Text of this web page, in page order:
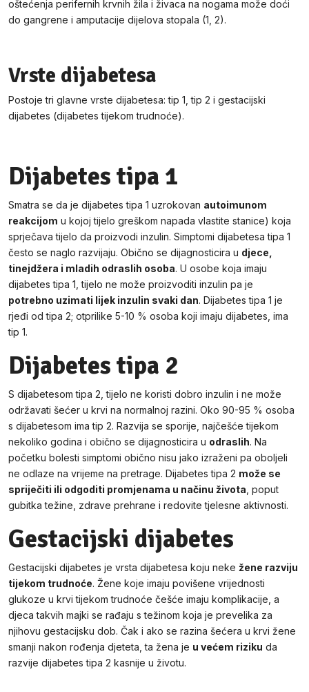
oštećenja perifernih krvnih žila i živaca na nogama može doći
do gangrene i amputacije dijelova stopala (1, 2).
Vrste dijabetesa
Postoje tri glavne vrste dijabetesa: tip 1, tip 2 i gestacijski
dijabetes (dijabetes tijekom trudnoće).
Dijabetes tipa 1
Smatra se da je dijabetes tipa 1 uzrokovan autoimunom
reakcijom u kojoj tijelo greškom napada vlastite stanice) koja
sprječava tijelo da proizvodi inzulin. Simptomi dijabetesa tipa 1
često se naglo razvijaju. Obično se dijagnosticira u djece,
tinejdžera i mladih odraslih osoba. U osobe koja imaju
dijabetes tipa 1, tijelo ne može proizvoditi inzulin pa je
potrebno uzimati lijek inzulin svaki dan. Dijabetes tipa 1 je
rjeđi od tipa 2; otprilike 5-10 % osoba koji imaju dijabetes, ima
tip 1.
Dijabetes tipa 2
S dijabetesom tipa 2, tijelo ne koristi dobro inzulin i ne može
održavati šećer u krvi na normalnoj razini. Oko 90-95 % osoba
s dijabetesom ima tip 2. Razvija se sporije, najčešće tijekom
nekoliko godina i obično se dijagnosticira u odraslih. Na
početku bolesti simptomi obično nisu jako izraženi pa oboljeli
ne odlaze na vrijeme na pretrage. Dijabetes tipa 2 može se
spriječiti ili odgoditi promjenama u načinu života, poput
gubitka težine, zdrave prehrane i redovite tjelesne aktivnosti.
Gestacijski dijabetes
Gestacijski dijabetes je vrsta dijabetesa koju neke žene razviju
tijekom trudnoće. Žene koje imaju povišene vrijednosti
glukoze u krvi tijekom trudnoće češće imaju komplikacije, a
djeca takvih majki se rađaju s težinom koja je prevelika za
njihovu gestacijsku dob. Čak i ako se razina šećera u krvi žene
smanji nakon rođenja djeteta, ta žena je u većem riziku da
razvije dijabetes tipa 2 kasnije u životu.